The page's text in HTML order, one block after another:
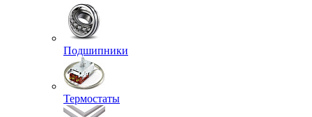
Подшипники
Термостаты